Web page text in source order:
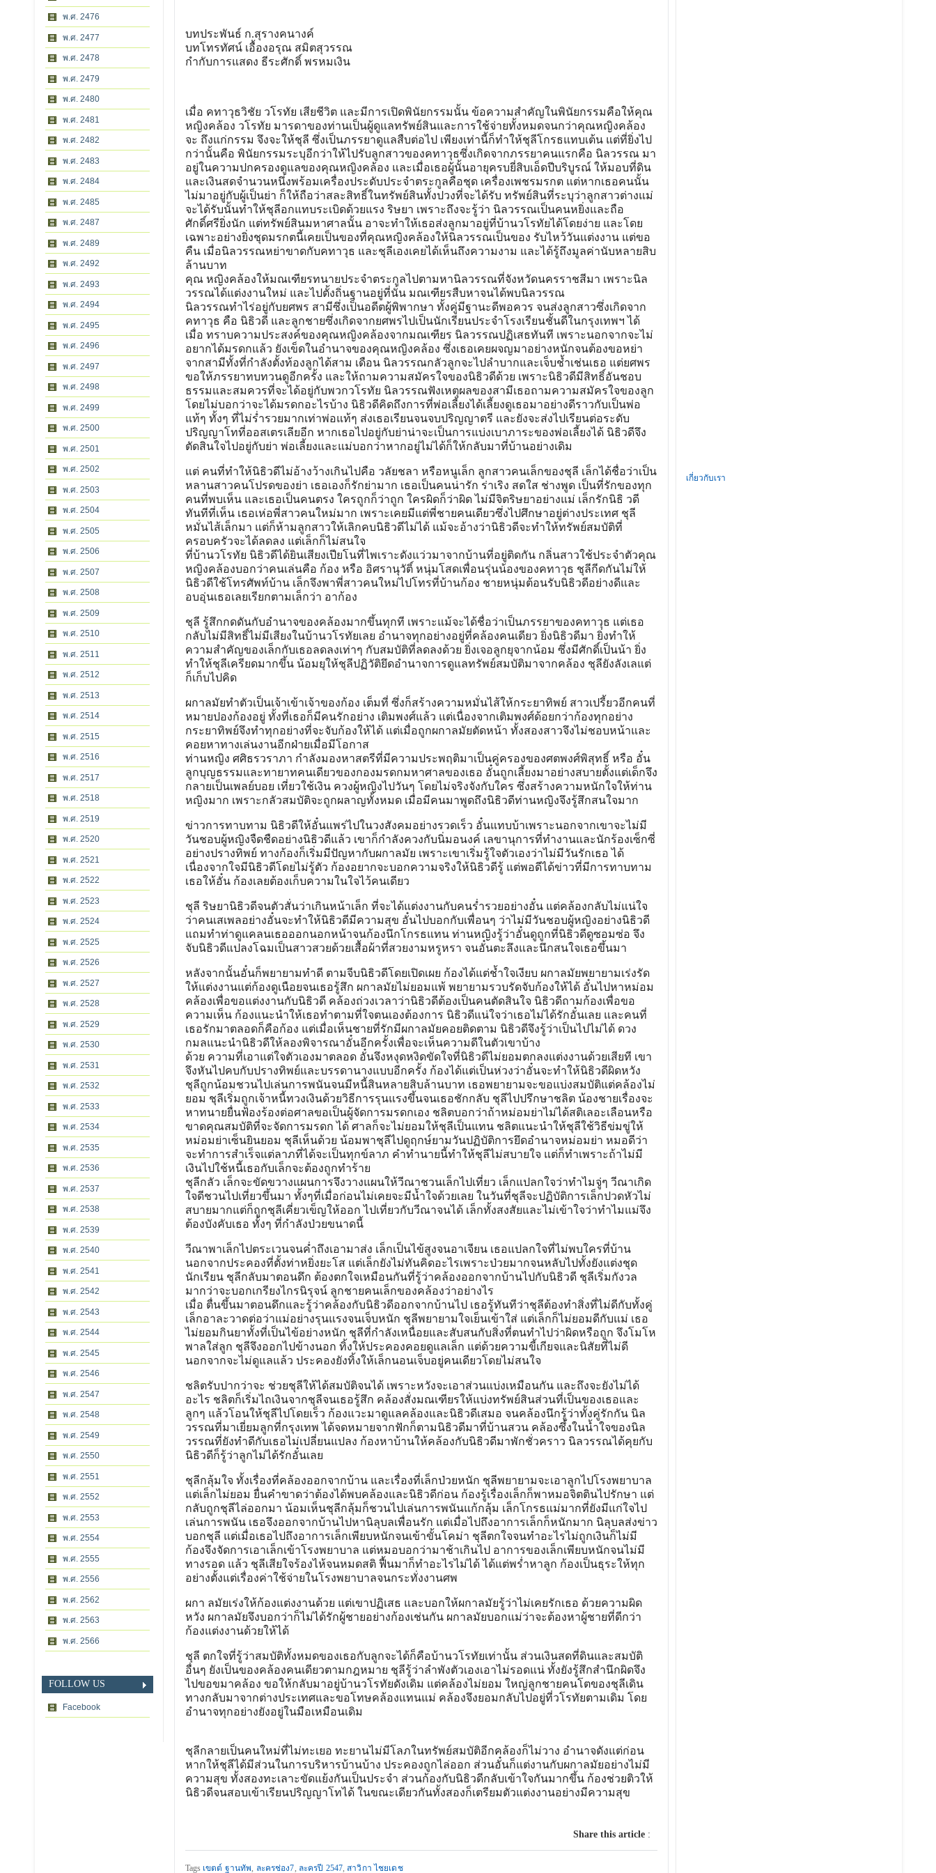
พ.ศ. 2476
พ.ศ. 2477
พ.ศ. 2478
พ.ศ. 2479
พ.ศ. 2480
พ.ศ. 2481
พ.ศ. 2482
พ.ศ. 2483
พ.ศ. 2484
พ.ศ. 2485
พ.ศ. 2487
พ.ศ. 2489
พ.ศ. 2492
พ.ศ. 2493
พ.ศ. 2494
พ.ศ. 2495
พ.ศ. 2496
พ.ศ. 2497
พ.ศ. 2498
พ.ศ. 2499
พ.ศ. 2500
พ.ศ. 2501
พ.ศ. 2502
พ.ศ. 2503
พ.ศ. 2504
พ.ศ. 2505
พ.ศ. 2506
พ.ศ. 2507
พ.ศ. 2508
พ.ศ. 2509
พ.ศ. 2510
พ.ศ. 2511
พ.ศ. 2512
พ.ศ. 2513
พ.ศ. 2514
พ.ศ. 2515
พ.ศ. 2516
พ.ศ. 2517
พ.ศ. 2518
พ.ศ. 2519
พ.ศ. 2520
พ.ศ. 2521
พ.ศ. 2522
พ.ศ. 2523
พ.ศ. 2524
พ.ศ. 2525
พ.ศ. 2526
พ.ศ. 2527
พ.ศ. 2528
พ.ศ. 2529
พ.ศ. 2530
พ.ศ. 2531
พ.ศ. 2532
พ.ศ. 2533
พ.ศ. 2534
พ.ศ. 2535
พ.ศ. 2536
พ.ศ. 2537
พ.ศ. 2538
พ.ศ. 2539
พ.ศ. 2540
พ.ศ. 2541
พ.ศ. 2542
พ.ศ. 2543
พ.ศ. 2544
พ.ศ. 2545
พ.ศ. 2546
พ.ศ. 2547
พ.ศ. 2548
พ.ศ. 2549
พ.ศ. 2550
พ.ศ. 2551
พ.ศ. 2552
พ.ศ. 2553
พ.ศ. 2554
พ.ศ. 2555
พ.ศ. 2556
พ.ศ. 2562
พ.ศ. 2563
พ.ศ. 2566
FOLLOW US
Facebook
บทประพันธ์ ก.สุรางคนางค์
บทโทรทัศน์ เอื้องอรุณ สมิตสุวรรณ
กำกับการแสดง ธีระศักดิ์ พรหมเงิน
เมื่อ คทาวุธวิชัย วโรทัย เสียชีวิต และมีการเปิดพินัยกรรมนั้น ข้อความสำคัญในพินัยกรรมคือให้คุณ
หญิงคล้อง วโรทัย มารดาของท่านเป็นผู้ดูแลทรัพย์สินและการใช้จ่ายทั้งหมดจนกว่าคุณหญิงคล้อง
จะ ถึงแก่กรรม จึงจะให้ชุลี ซึ่งเป็นภรรยาดูแลสืบต่อไป เพียงเท่านี้ก็ทำให้ชุลีโกรธแทบเต้น แต่ที่ยิ่งไป
กว่านั้นคือ พินัยกรรมระบุอีกว่าให้ไปรับลูกสาวของคทาวุธซึ่งเกิดจากภรรยาคนแรกคือ นิลวรรณ มา
อยู่ในความปกครองดูแลของคุณหญิงคล้อง และเมื่อเธอผู้นั้นอายุครบยี่สิบเอ็ดปีบริบูรณ์ ให้มอบที่ดิน
และเงินสดจำนวนหนึ่งพร้อมเครื่องประดับประจำตระกูลคือชุด เครื่องเพชรมรกต แต่หากเธอคนนั้น
ไม่มาอยู่กับผู้เป็นย่า ก็ให้ถือว่าสละสิทธิ์ในทรัพย์สินทั้งปวงที่จะได้รับ ทรัพย์สินที่ระบุว่าลูกสาวต่างแม่
จะได้รับนั้นทำให้ชุลีอกแทบระเบิดด้วยแรง ริษยา เพราะถึงจะรู้ว่า นิลวรรณเป็นคนหยิ่งและถือ
ศักดิ์ศรียิ่งนัก แต่ทรัพย์สินมหาศาลนั้น อาจะทำให้เธอส่งลูกมาอยู่ที่บ้านวโรทัยได้โดยง่าย และโดย
เฉพาะอย่างยิ่งชุดมรกตนี้เคยเป็นของที่คุณหญิงคล้องให้นิลวรรณเป็นของ รับไหว้วันแต่งงาน แต่ขอ
คืน เมื่อนิลวรรณหย่าขาดกับคทาวุธ และชุลีเองเคยได้เห็นถึงความงาม และได้รู้ถึงมูลค่านับหลายสิบ
ล้านบาท
คุณ หญิงคล้องให้มณเฑียรทนายประจำตระกูลไปตามหานิลวรรณที่จังหวัดนครราชสีมา เพราะนิล
วรรณได้แต่งงานใหม่ และไปตั้งถิ่นฐานอยู่ที่นั่น มณเฑียรสืบหาจนได้พบนิลวรรณ
นิลวรรณทำไร่อยู่กับยศพร สามีซึ่งเป็นอดีตผู้พิพากษา ทั้งคู่มีฐานะดีพอควร จนส่งลูกสาวซึ่งเกิดจาก
คทาวุธ คือ นิธิวดี และลูกชายซึ่งเกิดจากยศพรไปเป็นนักเรียนประจำโรงเรียนชั้นดีในกรุงเทพฯ ได้
เมื่อ ทราบความประสงค์ของคุณหญิงคล้องจากมณเฑียร นิลวรรณปฏิเสธทันที เพราะนอกจากจะไม่
อยากได้มรดกแล้ว ยังเข็ดในอำนาจของคุณหญิงคล้อง ซึ่งเธอเคยผจญมาอย่างหนักจนต้องขอหย่า
จากสามีทั้งที่กำลังตั้งท้องลูกได้สาม เดือน นิลวรรณกลัวลูกจะไปลำบากและเจ็บช้ำเช่นเธอ แต่ยศพร
ขอให้ภรรยาทบทวนดูอีกครั้ง และให้ถามความสมัครใจของนิธิวดีด้วย เพราะนิธิวดีมีสิทธิ์อันชอบ
ธรรมและสมควรที่จะได้อยู่กับพวกวโรทัย นิลวรรณฟังเหตุผลของสามีเธอถามความสมัครใจของลูก
โดยไม่บอกว่าจะได้มรดกอะไรบ้าง นิธิวดีคิดถึงการที่พ่อเลี้ยงได้เลี้ยงดูเธอมาอย่างดีราวกับเป็นพ่อ
แท้ๆ ทั้งๆ ที่ไม่ร่ำรวยมากเท่าพ่อแท้ๆ ส่งเธอเรียนจนจบปริญญาตรี และยังจะส่งไปเรียนต่อระดับ
ปริญญาโทที่ออสเตรเลียอีก หากเธอไปอยู่กับย่าน่าจะเป็นการแบ่งเบาภาระของพ่อเลี้ยงได้ นิธิวดีจึง
ตัดสินใจไปอยู่กับย่า พ่อเลี้ยงและแม่บอกว่าหากอยู่ไม่ได้ก็ให้กลับมาที่บ้านอย่างเดิม
แต่ คนที่ทำให้นิธิวดีไม่อ้างว้างเกินไปคือ วลัยชลา หรือหนูเล็ก ลูกสาวคนเล็กของชุลี เล็กได้ชื่อว่าเป็น
หลานสาวคนโปรดของย่า เธอเองก็รักย่ามาก เธอเป็นคนน่ารัก ร่าเริง สดใส ช่างพูด เป็นที่รักของทุก
คนที่พบเห็น และเธอเป็นคนตรง ใครถูกก็ว่าถูก ใครผิดก็ว่าผิด ไม่มีจิตริษยาอย่างแม่ เล็กรักนิธิ วดี
ทันทีที่เห็น เธอเห่อพี่สาวคนใหม่มาก เพราะเคยมีแต่พี่ชายคนเดียวซึ่งไปศึกษาอยู่ต่างประเทศ ชุลี
หมั่นไส้เล็กมา แต่ก็ห้ามลูกสาวให้เลิกคบนิธิวดีไม่ได้ แม้จะอ้างว่านิธิวดีจะทำให้ทรัพย์สมบัติที่
ครอบครัวจะได้ลดลง แต่เล็กก็ไม่สนใจ
ที่บ้านวโรทัย นิธิวดีได้ยินเสียงเปียโนที่ไพเราะดังแว่วมาจากบ้านที่อยู่ติดกัน กลิ่นสาวใช้ประจำตัวคุณ
หญิงคล้องบอกว่าคนเล่นคือ ก้อง หรือ อิศรานุวัติ์ หนุ่มโสดเพื่อนรุ่นน้องของคทาวุธ ชุลีกีดกันไม่ให้
นิธิวดีใช้โทรศัพท์บ้าน เล็กจึงพาพี่สาวคนใหม่ไปโทรที่บ้านก้อง ชายหนุ่มต้อนรับนิธิวดีอย่างดีและ
อบอุ่นเธอเลยเรียกตามเล็กว่า อาก้อง
ชุลี รู้สึกกดดันกับอำนาจของคล้องมากขึ้นทุกที เพราะแม้จะได้ชื่อว่าเป็นภรรยาของคทาวุธ แต่เธอ
กลับไม่มีสิทธิ์ไม่มีเสียงในบ้านวโรทัยเลย อำนาจทุกอย่างอยู่ที่คล้องคนเดียว ยิ่งนิธิวดีมา ยิ่งทำให้
ความสำคัญของเล็กกับเธอลดลงเท่าๆ กับสมบัติที่ลดลงด้วย ยิ่งเจอลูกยุจากน้อม ซึ่งมีศักดิ์เป็นน้า ยิ่ง
ทำให้ชุลีเครียดมากขึ้น น้อมยุให้ชุลีปฏิวัติยึดอำนาจการดูแลทรัพย์สมบัติมาจากคล้อง ชุลียังลังเลแต่
ก็เก็บไปคิด
ผกาลมัยทำตัวเป็นเจ้าเข้าเจ้าของก้อง เต็มที่ ซึ่งก็สร้างความหมั่นไส้ให้กระยาทิพย์ สาวเปรี้ยวอีกคนที่
หมายปองก้องอยู่ ทั้งที่เธอก็มีคนรักอย่าง เติมพงศ์แล้ว แต่เนื่องจากเติมพงศ์ด้อยกว่าก้องทุกอย่าง
กระยาทิพย์จึงทำทุกอย่างที่จะจับก้องให้ได้ แต่เมื่อถูกผกาลมัยตัดหน้า ทั้งสองสาวจึงไม่ชอบหน้าและ
คอยหาทางเล่นงานอีกฝ่ายเมื่อมีโอกาส
ท่านหญิง ศศิธรวราภา กำลังมองหาสตรีที่มีความประพฤติมาเป็นคู่ครองของศตพงศ์พิสุทธิ์ หรือ อั๋น
ลูกบุญธรรมและทายาทคนเดียวของกองมรดกมหาศาลของเธอ อั๋นถูกเลี้ยงมาอย่างสบายตั้งแต่เด็กจึง
กลายเป็นเพลย์บอย เที่ยวใช้เงิน ควงผู้หญิงไปวันๆ โดยไม่จริงจังกับใคร ซึ่งสร้างความหนักใจให้ท่าน
หญิงมาก เพราะกลัวสมบัติจะถูกผลาญทั้งหมด เมื่อมีคนมาพูดถึงนิธิวดีท่านหญิงจึงรู้สึกสนใจมาก
ข่าวการทาบทาม นิธิวดีให้อั๋นแพร่ไปในวงสังคมอย่างรวดเร็ว อั๋นแทบบ้าเพราะนอกจากเขาจะไม่มี
วันชอบผู้หญิงจืดชืดอย่างนิธิวดีแล้ว เขาก็กำลังควงกับนิ่มอนงค์ เลขานุการที่ทำงานและนักร้องเซ็กซี่
อย่างปรางทิพย์ ทางก้องก็เริ่มมีปัญหากับผกาลมัย เพราะเขาเริ่มรู้ใจตัวเองว่าไม่มีวันรักเธอ ได้
เนื่องจากใจมีนิธิวดีโดยไม่รู้ตัว ก้องอยากจะบอกความจริงให้นิธิวดีรู้ แต่พอดีได้ข่าวที่มีการทาบทาม
เธอให้อั๋น ก้องเลยต้องเก็บความในใจไว้คนเดียว
ชุลี ริษยานิธิวดีจนตัวสั่นว่าเกินหน้าเล็ก ที่จะได้แต่งงานกับคนร่ำรวยอย่างอั๋น แต่คล้องกลับไม่แน่ใจ
ว่าคนเสเพลอย่างอั๋นจะทำให้นิธิวดีมีความสุข อั๋นไปบอกกับเพื่อนๆ ว่าไม่มีวันชอบผู้หญิงอย่างนิธิวดี
แถมทำท่าดูแคลนเธอออกนอกหน้าจนก้องนึกโกรธแทน ท่านหญิงรู้ว่าอั๋นดูถูกที่นิธิวดีดูซอมซ่อ จึง
จับนิธิวดีแปลงโฉมเป็นสาวสวยด้วยเสื้อผ้าที่สวยงามหรูหรา จนอั๋นตะลึงและนึกสนใจเธอขึ้นมา
หลังจากนั้นอั๋นก็พยายามทำดี ตามจีบนิธิวดีโดยเปิดเผย ก้องได้แต่ช้ำใจเงียบ ผกาลมัยพยายามเร่งรัด
ให้แต่งงานแต่ก้องดูเนือยจนเธอรู้สึก ผกาลมัยไม่ยอมแพ้ พยายามรวบรัดจับก้องให้ได้ อั๋นไปหาหม่อม
คล้องเพื่อขอแต่งงานกับนิธิวดี คล้องถ่วงเวลาว่านิธิวดีต้องเป็นคนตัดสินใจ นิธิวดีถามก้องเพื่อขอ
ความเห็น ก้องแนะนำให้เธอทำตามที่ใจตนเองต้องการ นิธิวดีแน่ใจว่าเธอไม่ได้รักอั๋นเลย และคนที่
เธอรักมาตลอดก็คือก้อง แต่เมื่อเห็นชายที่รักมีผกาลมัยคอยติดตาม นิธิวดีจึงรู้ว่าเป็นไปไม่ได้ ดวง
กมลแนะนำนิธิวดีให้ลองพิจารณาอั๋นอีกครั้งเพื่อจะเห็นความดีในตัวเขาบ้าง
ด้วย ความที่เอาแต่ใจตัวเองมาตลอด อั๋นจึงหงุดหงิดขัดใจที่นิธิวดีไม่ยอมตกลงแต่งงานด้วยเสียที เขา
จึงหันไปคบกับปรางทิพย์และบรรดานางแบบอีกครั้ง ก้องได้แต่เป็นห่วงว่าอั๋นจะทำให้นิธิวดีผิดหวัง
ชุลีถูกน้อมชวนไปเล่นการพนันจนมีหนี้สินหลายสิบล้านบาท เธอพยายามจะขอแบ่งสมบัติแต่คล้องไม่
ยอม ชุลีเริ่มถูกเจ้าหนี้ทวงเงินด้วยวิธีการรุนแรงขึ้นจนเธอชักกลับ ชุลีไปปรึกษาชลิต น้องชายเรื่องจะ
หาทนายยื่นฟ้องร้องต่อศาลขอเป็นผู้จัดการมรดกเอง ชลิตบอกว่าถ้าหม่อมย่าไม่ได้สติเลอะเลือนหรือ
ขาดคุณสมบัติที่จะจัดการมรดก ได้ ศาลก็จะไม่ยอมให้ชุลีเป็นแทน ชลิตแนะนำให้ชุลีใช้วิธีข่มขู่ให้
หม่อมย่าเซ็นยินยอม ชุลีเห็นด้วย น้อมพาชุลีไปดูฤกษ์ยามวันปฏิบัติการยึดอำนาจหม่อมย่า หมอดีว่า
จะทำการสำเร็จแต่ลาภที่ได้จะเป็นทุกข์ลาภ คำทำนายนี้ทำให้ชุลีไม่สบายใจ แต่ก็ทำเพราะถ้าไม่มี
เงินไปใช้หนี้เธอกับเล็กจะต้องถูกทำร้าย
ชุลีกลัว เล็กจะขัดขวางแผนการจึงวางแผนให้วีณาชวนเล็กไปเที่ยว เล็กแปลกใจว่าทำไมจู่ๆ วีณาเกิด
ใจดีชวนไปเที่ยวขึ้นมา ทั้งๆที่เมื่อก่อนไม่เคยจะมีน้ำใจด้วยเลย ในวันที่ชุลีจะปฏิบัติการเล็กปวดหัวไม่
สบายมากแต่ก็ถูกชุลีเคี่ยวเข็ญให้ออก ไปเที่ยวกับวีณาจนได้ เล็กทั้งสงสัยและไม่เข้าใจว่าทำไมแม่จึง
ต้องบังคับเธอ ทั้งๆ ที่กำลังป่วยขนาดนี้
วีณาพาเล็กไปตระเวนจนค่ำถึงเอามาส่ง เล็กเป็นไข้สูงจนอาเจียน เธอแปลกใจที่ไม่พบใครที่บ้าน
นอกจากประคองที่ตั้งท่าหยิ่งยะโส แต่เล็กยังไม่ทันคิดอะไรเพราะป่วยมากจนหลับไปทั้งยังแต่งชุด
นักเรียน ชุลีกลับมาตอนดึก ต้องตกใจเหมือนกันที่รู้ว่าคล้องออกจากบ้านไปกับนิธิวดี ชุลีเริ่มกังวล
มากว่าจะบอกเกรียงไกรนิรุจน์ ลูกชายคนเล็กของคล้องว่าอย่างไร
เมื่อ ตื่นขึ้นมาตอนดึกและรู้ว่าคล้องกับนิธิวดีออกจากบ้านไป เธอรู้ทันทีว่าชุลีต้องทำสิ่งที่ไม่ดีกับทั้งคู่
เล็กอาละวาดต่อว่าแม่อย่างรุนแรงจนเจ็บหนัก ชุลีพยายามใจเย็นเข้าใส่ แต่เล็กก็ไม่ยอมดีกับแม่ เธอ
ไม่ยอมกินยาทั้งที่เป็นไข้อย่างหนัก ชุลีที่กำลังเหนื่อยและสับสนกับสิ่งที่ตนทำไปว่าผิดหรือถูก จึงโมโห
พาลใส่ลูก ชุลีจึงออกไปข้างนอก ทิ้งให้ประคองคอยดูแลเล็ก แต่ด้วยความขี้เกียจและนิสัยที่ไม่ดี
นอกจากจะไม่ดูแลแล้ว ประคองยังทิ้งให้เล็กนอนเจ็บอยู่คนเดียวโดยไม่สนใจ
ชลิตรับปากว่าจะ ช่วยชุลีให้ได้สมบัติจนได้ เพราะหวังจะเอาส่วนแบ่งเหมือนกัน และถึงจะยังไม่ได้
อะไร ชลิตก็เริ่มไถเงินจากชุลีจนเธอรู้สึก คล้องสั่งมณเฑียรให้แบ่งทรัพย์สินส่วนที่เป็นของเธอและ
ลูกๆ แล้วโอนให้ชุลีไปโดยเร็ว ก้องแวะมาดูแลคล้องและนิธิวดีเสมอ จนคล้องนึกรู้ว่าทั้งคู่รักกัน นิล
วรรณที่มาเยี่ยมลูกที่กรุงเทพ ได้จดหมายจากฟักก็ตามนิธิวดีมาที่บ้านสวน คล้องซึ้งในน้ำใจของนิล
วรรณที่ยังทำดีกับเธอไม่เปลี่ยนแปลง ก้องหาบ้านให้คล้องกับนิธิวดีมาพักชั่วคราว นิลวรรณได้คุยกับ
นิธิวดีก็รู้ว่าลูกไม่ได้รักอั๋นเลย
ชุลีกลุ้มใจ ทั้งเรื่องที่คล้องออกจากบ้าน และเรื่องที่เล็กป่วยหนัก ชุลีพยายามจะเอาลูกไปโรงพยาบาล
แต่เล็กไม่ยอม ยื่นคำขาดว่าต้องได้พบคล้องและนิธิวดีก่อน ก้องรู้เรื่องเล็กก็พาหมอจิตตินไปรักษา แต่
กลับถูกชุลีไล่ออกมา น้อมเห็นชุลีกลุ้มก็ชวนไปเล่นการพนันแก้กลุ้ม เล็กโกรธแม่มากที่ยังมีแก่ใจไป
เล่นการพนัน เธอจึงออกจากบ้านไปหานิลุบลเพื่อนรัก แต่เมื่อไปถึงอาการเล็กก็หนักมาก นิลุบลส่งข่าว
บอกชุลี แต่เมื่อเธอไปถึงอาการเล็กเพียบหนักจนเข้าขั้นโคม่า ชุลีตกใจจนทำอะไรไม่ถูกเงินก็ไม่มี
ก้องจึงจัดการเอาเล็กเข้าโรงพยาบาล แต่หมอบอกว่ามาช้าเกินไป อาการของเล็กเพียบหนักจนไม่มี
ทางรอด แล้ว ชุลีเสียใจร้องไห้จนหมดสติ ฟื้นมาก็ทำอะไรไม่ได้ ได้แต่พร่ำหาลูก ก้องเป็นธุระให้ทุก
อย่างตั้งแต่เรื่องค่าใช้จ่ายในโรงพยาบาลจนกระทั่งงานศพ
ผกา ลมัยเร่งให้ก้องแต่งงานด้วย แต่เขาปฏิเสธ และบอกให้ผกาลมัยรู้ว่าไม่เคยรักเธอ ด้วยความผิด
หวัง ผกาลมัยจึงบอกว่าก็ไม่ได้รักผู้ชายอย่างก้องเช่นกัน ผกาลมัยบอกแม่ว่าจะต้องหาผู้ชายที่ดีกว่า
ก้องแต่งงานด้วยให้ได้
ชุลี ตกใจที่รู้ว่าสมบัติทั้งหมดของเธอกับลูกจะได้ก็คือบ้านวโรทัยเท่านั้น ส่วนเงินสดที่ดินและสมบัติ
อื่นๆ ยังเป็นของคล้องคนเดียวตามกฎหมาย ชุลีรู้ว่าลำพังตัวเองเอาไม่รอดแน่ ทั้งยังรู้สึกสำนึกผิดจึง
ไปขอขมาคล้อง ขอให้กลับมาอยู่บ้านวโรทัยดังเดิม แต่คล้องไม่ยอม ใหญ่ลูกชายคนโตของชุลีเดิน
ทางกลับมาจากต่างประเทศและขอโทษคล้องแทนแม่ คล้องจึงยอมกลับไปอยู่ที่วโรทัยตามเดิม โดย
อำนาจทุกอย่างยังอยู่ในมือเหมือนเดิม
ชุลีกลายเป็นคนใหม่ที่ไม่ทะเยอ ทะยานไม่มีโลภในทรัพย์สมบัติอีกคล้องก็ไม่วาง อำนาจดังแต่ก่อน
หากให้ชุลีได้มีส่วนในการบริหารบ้านบ้าง ประคองถูกไล่ออก ส่วนอั๋นก็แต่งานกับผกาลมัยอย่างไม่มี
ความสุข ทั้งสองทะเลาะขัดแย้งกันเป็นประจำ ส่วนก้องกับนิธิวดีกลับเข้าใจกันมากขึ้น ก้องช่วยติวให้
นิธิวดีจนสอบเข้าเรียนปริญญาโทได้ ในขณะเดียวกันทั้งสองก็เตรียมตัวแต่งงานอย่างมีความสุข
Share this article:
Tags เขตต์ ฐานทัพ, ละครช่อง7, ละครปี 2547,สาวิกา ไชยเดช
เกี่ยวกับเรา